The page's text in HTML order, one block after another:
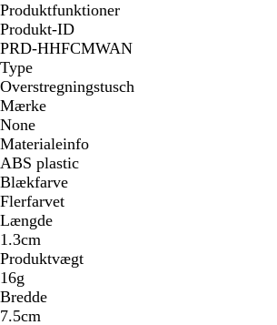
Produktfunktioner
Produkt-ID
PRD-HHFCMWAN
Type
Overstregningstusch
Mærke
None
Materialeinfo
ABS plastic
Blækfarve
Flerfarvet
Længde
1.3cm
Produktvægt
16g
Bredde
7.5cm